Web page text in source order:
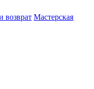
возврат Мастерская